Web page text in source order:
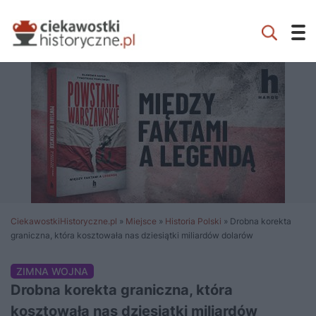
CiekawostkiHistoryczne.pl » Miejsce » Historia Polski » Drobna korekta
graniczna, która kosztowała nas dziesiątki miliardów dolarów
ZIMNA WOJNA
Drobna korekta graniczna, która
kosztowała nas dziesiątki miliardów